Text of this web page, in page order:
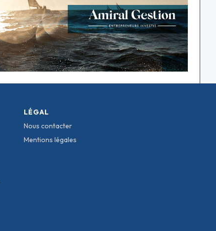
LÉGAL
Nous contacter
Mentions légales